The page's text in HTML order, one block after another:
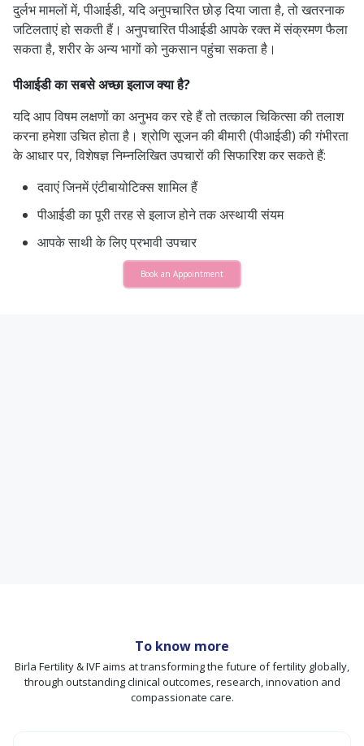
दुर्लभ मामलों में, पीआईडी, यदि अनुपचारित छोड़ दिया जाता है, तो खतरनाक
जटिलताएं हो सकती हैं। अनुपचारित पीआईडी ​​​​आपके रक्त में संक्रमण फैला
सकता है, शरीर के अन्य भागों को नुकसान पहुंचा सकता है।
पीआईडी ​​का सबसे अच्छा इलाज क्या है?
यदि आप विषम लक्षणों का अनुभव कर रहे हैं तो तत्काल चिकित्सा की तलाश
करना हमेशा उचित होता है। श्रोणि सूजन की बीमारी (पीआईडी) की गंभीरता
के आधार पर, विशेषज्ञ निम्नलिखित उपचारों की सिफारिश कर सकते हैं:
दवाएं जिनमें एंटीबायोटिक्स शामिल हैं
पीआईडी ​​​​का पूरी तरह से इलाज होने तक अस्थायी संयम
आपके साथी के लिए प्रभावी उपचार
Book an Appointment
To know more
Birla Fertility & IVF aims at transforming the future of fertility globally,
through outstanding clinical outcomes, research, innovation and
compassionate care.